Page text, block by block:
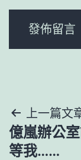
文
章
上一篇文
億嵐辦公
等我……